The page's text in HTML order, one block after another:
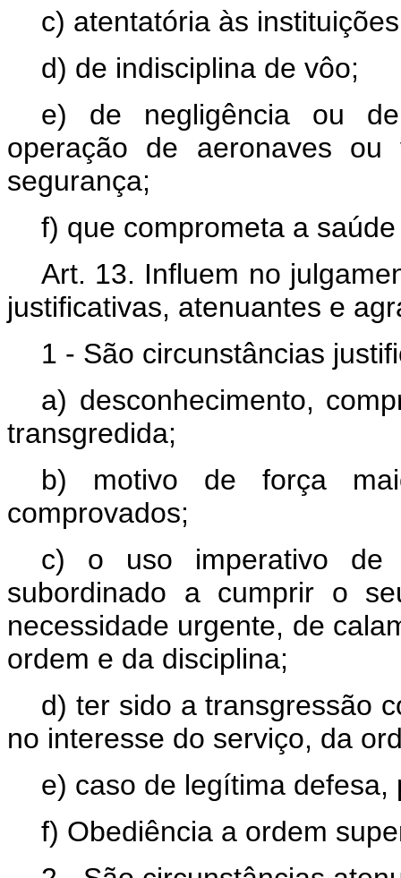
c) atentatória às
d) de indisciplina de vôo;
e) de negligência ou
operação de aeronaves
segurança;
f) que comprometa a
Art. 13. Influem no
justificativas, atenuantes e
1 - São circunstâncias
a) desconhecimento,
transgredida;
b) motivo de força
comprovados;
c) o uso imperativo de
subordinado a cumprir o
necessidade urgente, de
ordem e da disciplina;
d) ter sido a transgressão
no interesse do serviço, da
e) caso de legítima
f) Obediência a ordem